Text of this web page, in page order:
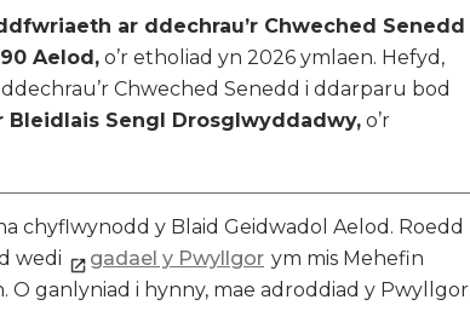
ar ddechrau’r Chweched Senedd
Aelod, o’r etholiad yn 2026 ymlaen. Hefyd,
Chweched Senedd i ddarparu bod
Bleidlais Sengl Drosglwyddadwy, o’r
chyflwynodd y Blaid Geidwadol Aelod. Roedd
wedi
gadael y Pwyllgor ym mis Mehefin
ganlyniad i hynny, mae adroddiad y Pwyllgor